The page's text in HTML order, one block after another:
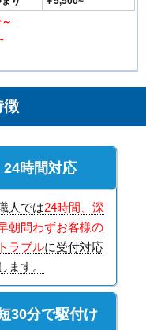
徴
24時間対応
人では24時間、深
朝問わずお客様の
ラブルに受付対応
ます。
30分で駆付け